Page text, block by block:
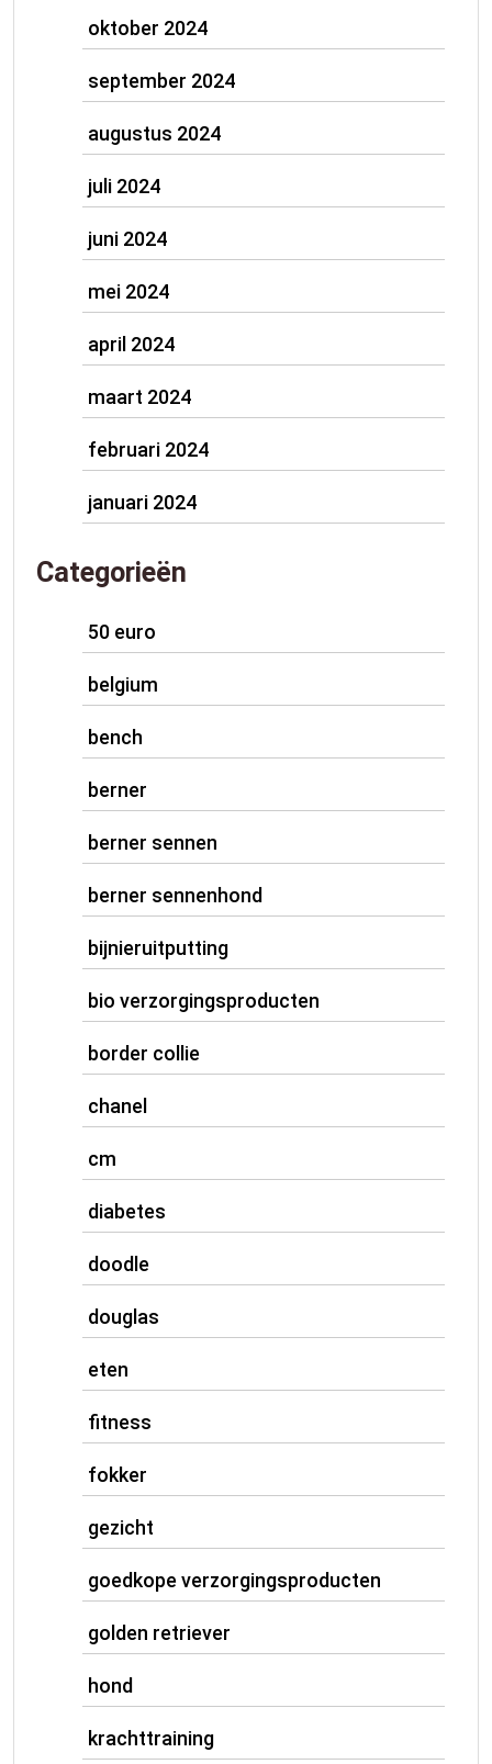
oktober 2024
september 2024
augustus 2024
juli 2024
juni 2024
mei 2024
april 2024
maart 2024
februari 2024
januari 2024
Categorieën
50 euro
belgium
bench
berner
berner sennen
berner sennenhond
bijnieruitputting
bio verzorgingsproducten
border collie
chanel
cm
diabetes
doodle
douglas
eten
fitness
fokker
gezicht
goedkope verzorgingsproducten
golden retriever
hond
krachttraining